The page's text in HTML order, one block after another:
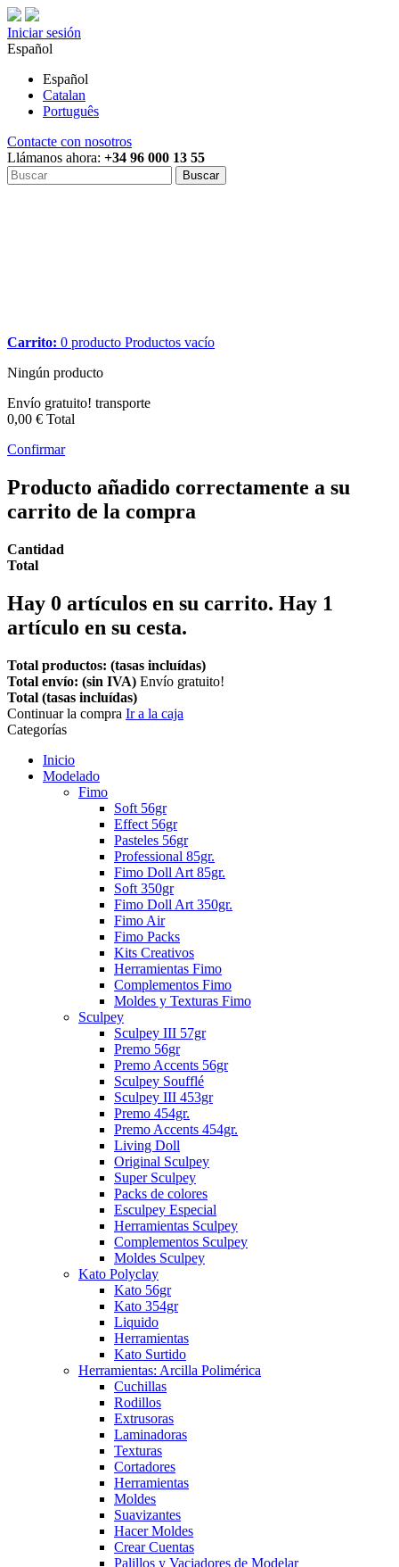
Iniciar sesión
Español
Español
Catalan
Português
Contacte con nosotros
Llámanos ahora: +34 96 000 13 55
Buscar
Carrito: 0 producto Productos vacío
Ningún producto
Envío gratuito! transporte
0,00 € Total
Confirmar
Producto añadido correctamente a su
carrito de la compra
Cantidad
Total
Hay 0 artículos en su carrito. Hay 1
artículo en su cesta.
Total productos: (tasas incluídas)
Total envío: (sin IVA) Envío gratuito!
Total (tasas incluídas)
Continuar la compra Ir a la caja
Categorías
Inicio
Modelado
Fimo
Soft 56gr
Effect 56gr
Pasteles 56gr
Professional 85gr.
Fimo Doll Art 85gr.
Soft 350gr
Fimo Doll Art 350gr.
Fimo Air
Fimo Packs
Kits Creativos
Herramientas Fimo
Complementos Fimo
Moldes y Texturas Fimo
Sculpey
Sculpey III 57gr
Premo 56gr
Premo Accents 56gr
Sculpey Soufflé
Sculpey III 453gr
Premo 454gr.
Premo Accents 454gr.
Living Doll
Original Sculpey
Super Sculpey
Packs de colores
Esculpey Especial
Herramientas Sculpey
Complementos Sculpey
Moldes Sculpey
Kato Polyclay
Kato 56gr
Kato 354gr
Liquido
Herramientas
Kato Surtido
Herramientas: Arcilla Polimérica
Cuchillas
Rodillos
Extrusoras
Laminadoras
Texturas
Cortadores
Herramientas
Moldes
Suavizantes
Hacer Moldes
Crear Cuentas
Palillos y Vaciadores de Modelar